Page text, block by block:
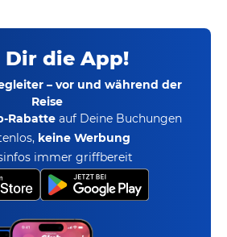
Dir die App!
– vor und während der
Reise
Rabatte auf Deine Buchungen
keine Werbung
immer griffbereit